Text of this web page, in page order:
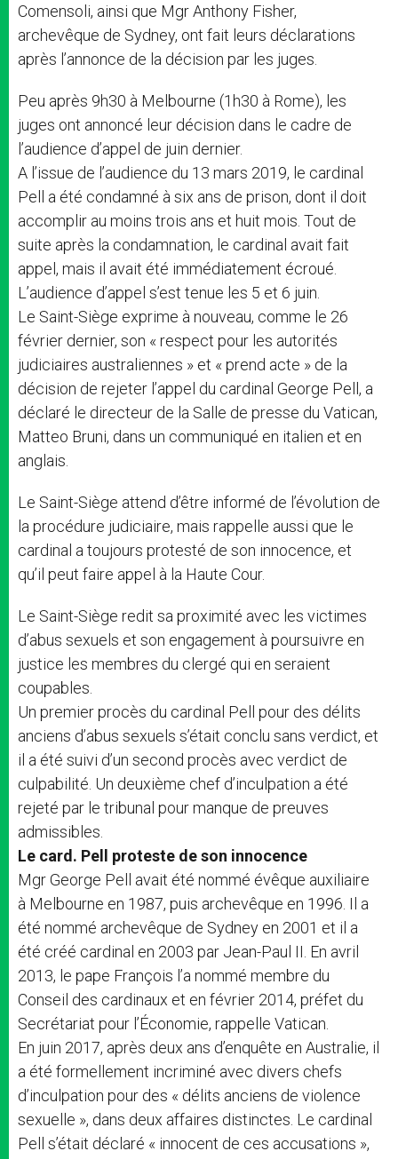
Comensoli, ainsi que Mgr Anthony Fisher,
archevêque de Sydney, ont fait leurs déclarations
après l’annonce de la décision par les juges.
Peu après 9h30 à Melbourne (1h30 à Rome), les
juges ont annoncé leur décision dans le cadre de
l’audience d’appel de juin dernier.
A l’issue de l’audience du 13 mars 2019, le cardinal
Pell a été condamné à six ans de prison, dont il doit
accomplir au moins trois ans et huit mois. Tout de
suite après la condamnation, le cardinal avait fait
appel, mais il avait été immédiatement écroué.
L’audience d’appel s’est tenue les 5 et 6 juin.
Le Saint-Siège exprime à nouveau, comme le 26
février dernier, son « respect pour les autorités
judiciaires australiennes » et « prend acte » de la
décision de rejeter l’appel du cardinal George Pell, a
déclaré le directeur de la Salle de presse du Vatican,
Matteo Bruni, dans un communiqué en italien et en
anglais.
Le Saint-Siège attend d’être informé de l’évolution de
la procédure judiciaire, mais rappelle aussi que le
cardinal a toujours protesté de son innocence, et
qu’il peut faire appel à la Haute Cour.
Le Saint-Siège redit sa proximité avec les victimes
d’abus sexuels et son engagement à poursuivre en
justice les membres du clergé qui en seraient
coupables.
Un premier procès du cardinal Pell pour des délits
anciens d’abus sexuels s’était conclu sans verdict, et
il a été suivi d’un second procès avec verdict de
culpabilité. Un deuxième chef d’inculpation a été
rejeté par le tribunal pour manque de preuves
admissibles.
Le card. Pell proteste de son innocence
Mgr George Pell avait été nommé évêque auxiliaire
à Melbourne en 1987, puis archevêque en 1996. Il a
été nommé archevêque de Sydney en 2001 et il a
été créé cardinal en 2003 par Jean-Paul II. En avril
2013, le pape François l’a nommé membre du
Conseil des cardinaux et en février 2014, préfet du
Secrétariat pour l’Économie, rappelle Vatican.
En juin 2017, après deux ans d’enquête en Australie, il
a été formellement incriminé avec divers chefs
d’inculpation pour des « délits anciens de violence
sexuelle », dans deux affaires distinctes. Le cardinal
Pell s’était déclaré « innocent de ces accusations »,